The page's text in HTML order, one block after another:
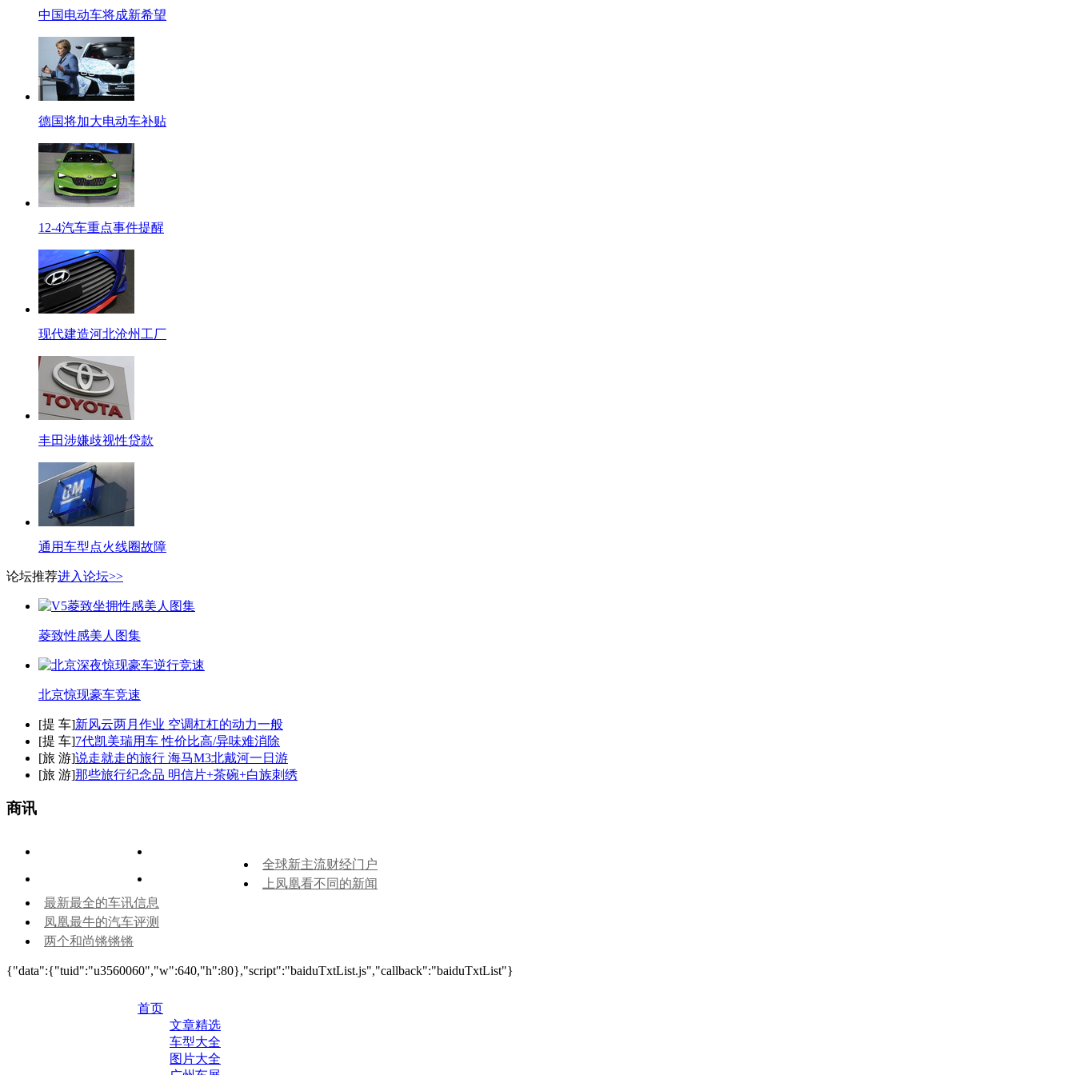
中国电动车将成新希望
德国将加大电动车补贴
12-4汽车重点事件提醒
现代建造河北沧州工厂
丰田涉嫌歧视性贷款
通用车型点火线圈故障
论坛推荐进入论坛>>
菱致性感美人图集
北京惊现豪车竞速
[提 车]新风云两月作业 空调杠杠的动力一般
[提 车]7代凯美瑞用车 性价比高/异味难消除
[旅 游]说走就走的旅行 海马M3北戴河一日游
[旅 游]那些旅行纪念品 明信片+茶碗+白族刺绣
商讯
全球新主流财经门户
上凤凰看不同的新闻
最新最全的车讯信息
凤凰最牛的汽车评测
两个和尚锵锵锵
{"data":{"tuid":"u3560060","w":640,"h":80},"script":"baiduTxtList.js","callback":"baiduTxtList"}
首页
文章精选
车型大全
图片大全